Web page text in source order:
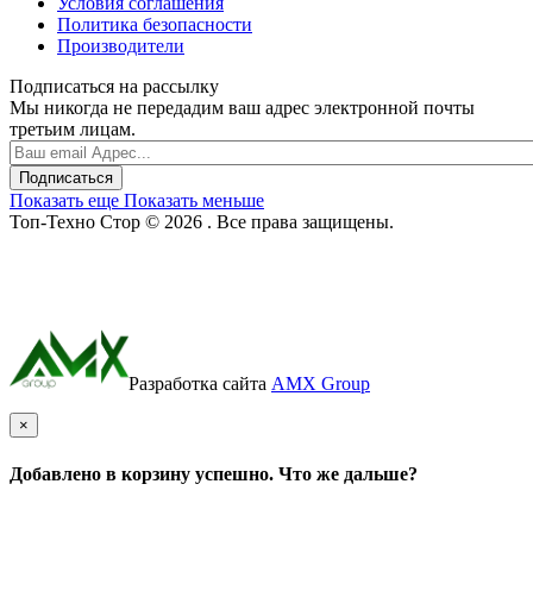
Политика безопасности
Производители
Подписаться на рассылку
Мы никогда не передадим ваш адрес электронной почты
третьим лицам.
Подписаться
Показать еще Показать меньше
Топ-Техно Стор © 2026 . Все права защищены.
Разработка сайта AMX Group
×
Добавлено в корзину успешно. Что же дальше?